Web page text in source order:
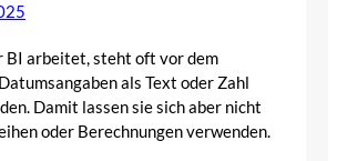
BI arbeitet, steht oft vor dem
als Text oder Zahl
Damit lassen sie sich aber nicht
oder Berechnungen verwenden.